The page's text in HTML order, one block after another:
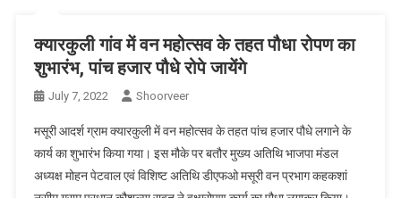
क्यारकुली गांव में वन महोत्सव के तहत पौधा रोपण का
शुभारंभ, पांच हजार पौधे रोपे जायेंगे
July 7, 2022 Shoorveer
मसूरी आदर्श ग्राम क्यारकुली में वन महोत्सव के तहत पांच हजार पौधे लगाने के
कार्य का शुभारंभ किया गया। इस मौके पर बतौर मुख्य अतिथि भाजपा मंडल
अध्यक्ष मोहन पेटवाल एवं विशिष्ट अतिथि डीएफओ मसूरी वन प्रभाग कहकशां